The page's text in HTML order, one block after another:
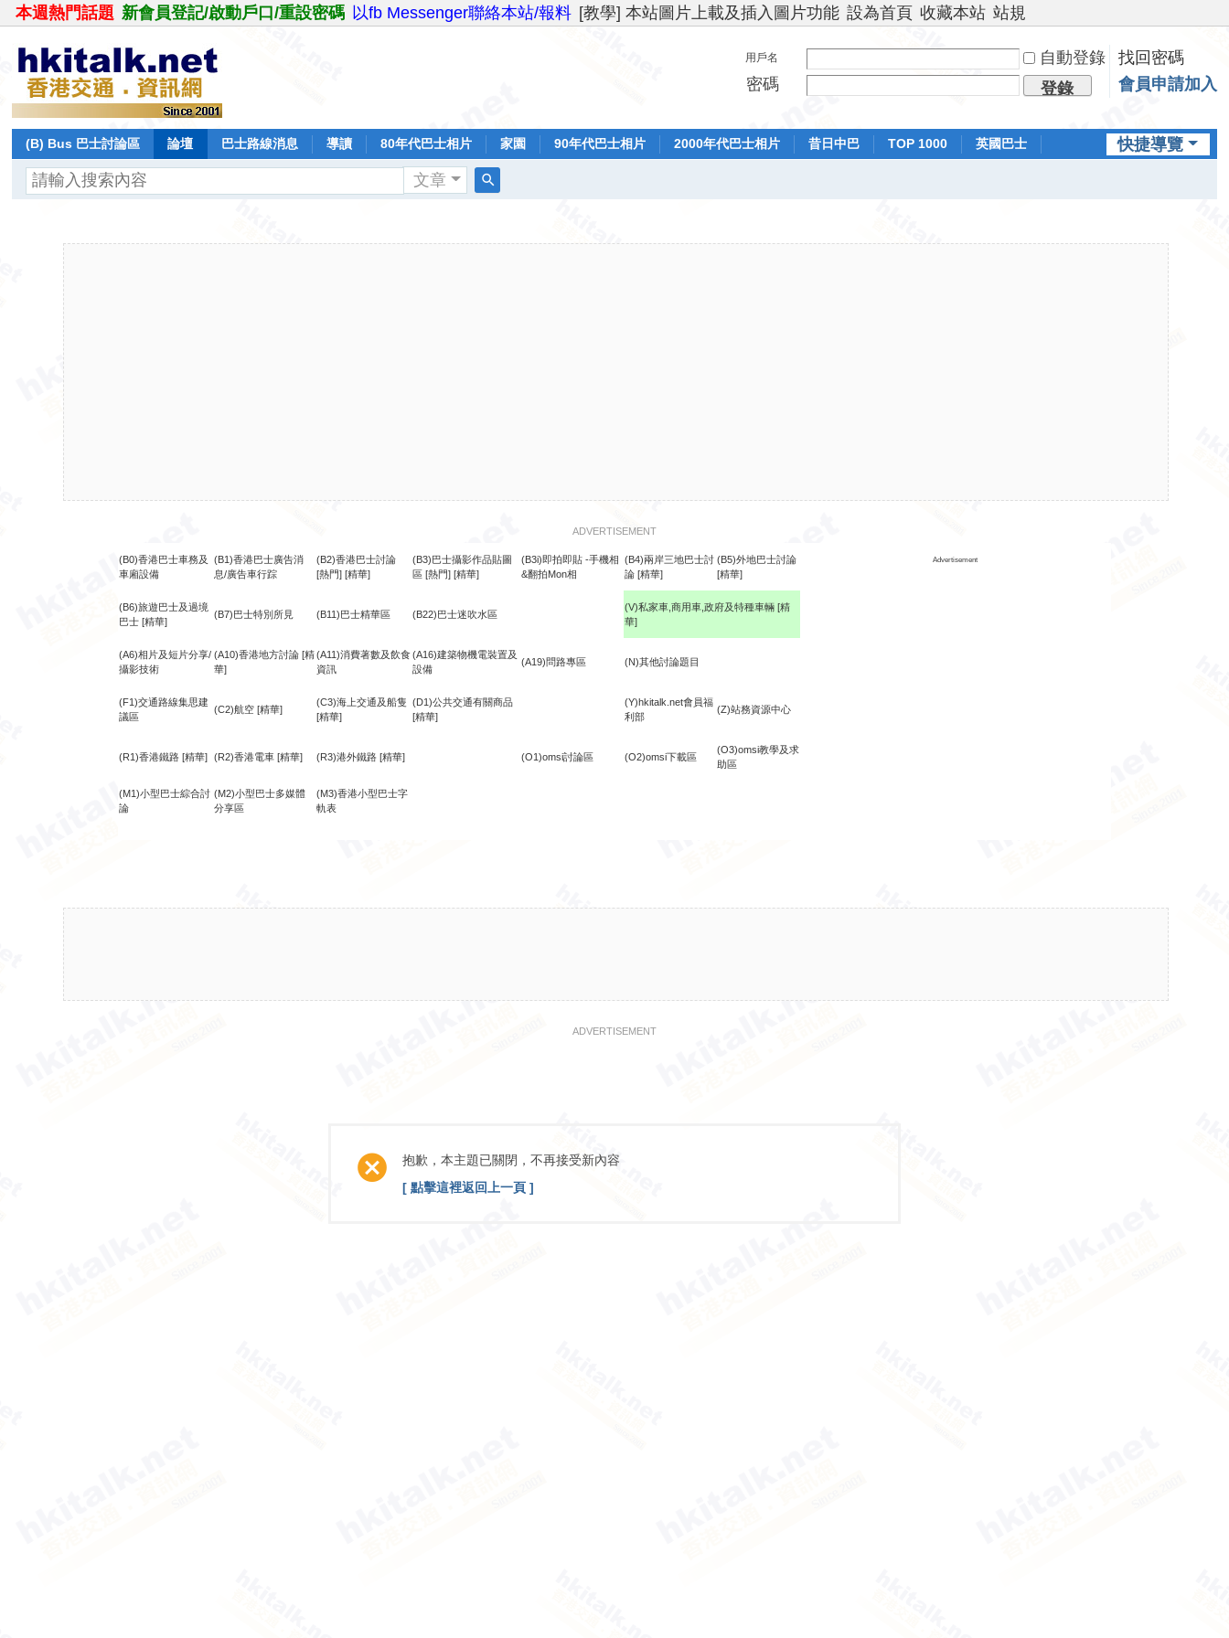
本週熱門話題 新會員登記/啟動戶口/重設密碼 以fb Messenger聯絡本站/報料 [教學] 本站圖片上載及插入圖片功能 設為首頁 收藏本站 站規
用戶名 自動登錄
找回密碼
密碼
登錄 會員申請加入
快捷導覽
(B) Bus 巴士討論區 論壇 巴士路線消息 導讀 80年代巴士相片 家園 90年代巴士相片 2000年代巴士相片 昔日中巴 TOP 1000
英國巴士
文章
ADVERTISEMENT
(B0)香港巴士車務及
車廂設備
(B1)香港巴士廣告消
息/廣告車行踪
(B2)香港巴士討論
[熱門] [精華]
(B3)巴士攝影作品貼圖
區 [熱門] [精華]
(B3i)即拍即貼 -手機相
&翻拍Mon相
(B4)兩岸三地巴士討
論 [精華]
(B5)外地巴士討論
[精華]
Advertisement
(B6)旅遊巴士及過境
巴士 [精華]
(B7)巴士特別所見 (B11)巴士精華區 (B22)巴士迷吹水區
(V)私家車,商用車,政府及特種車輛 [精
華]
(A6)相片及短片分享/
攝影技術
(A10)香港地方討論 [精
華]
(A11)消費著數及飲食
資訊
(A16)建築物機電裝置及
設備
(A19)問路專區 (N)其他討論題目
(F1)交通路線集思建
議區
(C2)航空 [精華]
(C3)海上交通及船隻
[精華]
(D1)公共交通有關商品
[精華]
(Y)hkitalk.net會員福
利部
(Z)站務資源中心
(R1)香港鐵路 [精華] (R2)香港電車 [精華] (R3)港外鐵路 [精華] (O1)omsi討論區 (O2)omsi下載區
(O3)omsi教學及求
助區
(M1)小型巴士綜合討
論
(M2)小型巴士多媒體
分享區
(M3)香港小型巴士字
軌表
ADVERTISEMENT
抱歉，本主題已關閉，不再接受新內容
[ 點擊這裡返回上一頁 ]